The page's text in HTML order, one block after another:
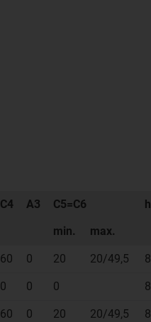
C4 A3 C5=C6 h
min. max.
60 0 20 20/49,5
0 0 0
60 0 20 20/49,5